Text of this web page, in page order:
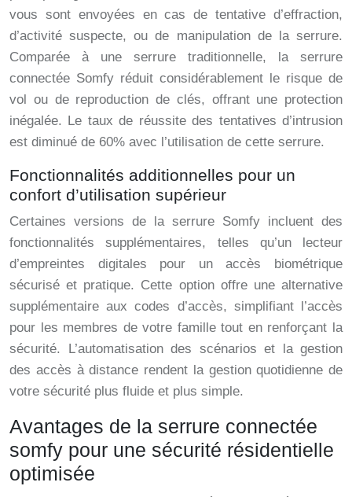
vous sont envoyées en cas de tentative d’effraction,
d’activité suspecte, ou de manipulation de la serrure.
Comparée à une serrure traditionnelle, la serrure
connectée Somfy réduit considérablement le risque de
vol ou de reproduction de clés, offrant une protection
inégalée. Le taux de réussite des tentatives d’intrusion
est diminué de 60% avec l’utilisation de cette serrure.
Fonctionnalités additionnelles pour un
confort d’utilisation supérieur
Certaines versions de la serrure Somfy incluent des
fonctionnalités supplémentaires, telles qu’un lecteur
d’empreintes digitales pour un accès biométrique
sécurisé et pratique. Cette option offre une alternative
supplémentaire aux codes d’accès, simplifiant l’accès
pour les membres de votre famille tout en renforçant la
sécurité. L’automatisation des scénarios et la gestion
des accès à distance rendent la gestion quotidienne de
votre sécurité plus fluide et plus simple.
Avantages de la serrure connectée
somfy pour une sécurité résidentielle
optimisée